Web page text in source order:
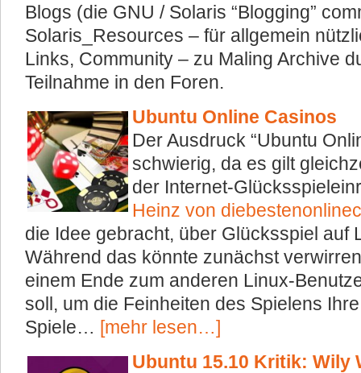
Blogs (die GNU / Solaris “Blogging”
Solaris_Resources – für allgemein
Links, Community – zu Maling Archive
Teilnahme in den Foren.
Ubuntu Online Casinos
Der Ausdruck “Ubuntu
schwierig, da es gilt
der Internet-
Heinz von
die Idee gebracht, über Glücksspiel auf
Während das könnte zunächst
einem Ende zum anderen Linux-
soll, um die Feinheiten des Spielens
Spiele… [mehr lesen…]
Ubuntu 15.10 Kritik: Wily